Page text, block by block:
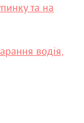
та на
водія,